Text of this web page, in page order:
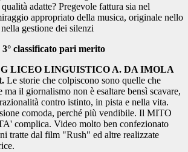
adatte? Pregevole fattura sia nel
appropriato della musica, originale nello
gestione dei silenzi
3° classificato pari merito
G LICEO LINGUISTICO A. DA IMOLA
Le storie che colpiscono sono quelle che
ma il giornalismo non è esaltare bensì scavare,
contro istinto, in pista e nella vita.
comoda, perché più vendibile. Il MITO
complica. Video molto ben confezionato
tratte dal film "Rush" ed altre realizzate